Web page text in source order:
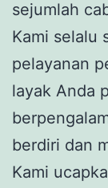
sejumlah
Kami selalu
pelayanan
layak Anda
berdiri dan
Kami